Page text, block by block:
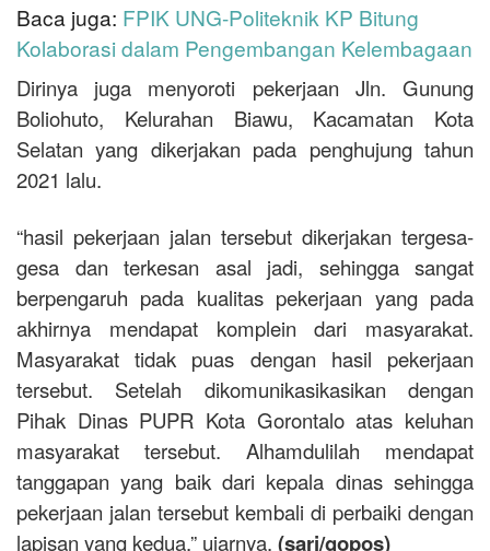
Baca juga: FPIK UNG-Politeknik KP Bitung
Kolaborasi dalam Pengembangan Kelembagaan
Dirinya juga menyoroti pekerjaan Jln. Gunung
Boliohuto, Kelurahan Biawu, Kacamatan Kota
Selatan yang dikerjakan pada penghujung tahun
2021 lalu.
“hasil pekerjaan jalan tersebut dikerjakan tergesa-
gesa dan terkesan asal jadi, sehingga sangat
berpengaruh pada kualitas pekerjaan yang pada
akhirnya mendapat komplein dari masyarakat.
Masyarakat tidak puas dengan hasil pekerjaan
tersebut. Setelah dikomunikasikasikan dengan
Pihak Dinas PUPR Kota Gorontalo atas keluhan
masyarakat tersebut. Alhamdulilah mendapat
tanggapan yang baik dari kepala dinas sehingga
pekerjaan jalan tersebut kembali di perbaiki dengan
lapisan yang kedua,” ujarnya. (sari/gopos)